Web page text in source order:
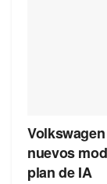
nuevos
plan de IA